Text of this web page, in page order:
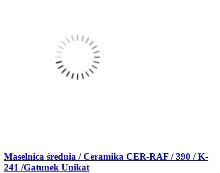
Maselnica średnia / Ceramika CER-RAF / 390 / K-
241 /Gatunek Unikat